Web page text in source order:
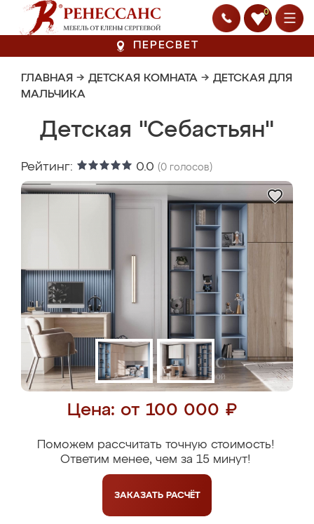
0
ПЕРЕСВЕТ
ГЛАВНАЯ → ДЕТСКАЯ КОМНАТА → ДЕТСКАЯ ДЛЯ
МАЛЬЧИКА
Детская "Себастьян"
Рейтинг: 0.0 (0 голосов)
Цена: от 100 000 ₽
Поможем рассчитать точную стоимость!
Ответим менее, чем за 15 минут!
ЗАКАЗАТЬ РАСЧЁТ